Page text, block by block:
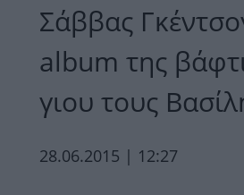
Σάββας
album της
γιου τους
28.06.2015 | 12:27